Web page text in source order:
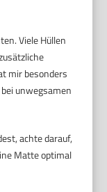
Viele Hüllen
mir besonders
unwegsamen
achte darauf,
Matte optimal